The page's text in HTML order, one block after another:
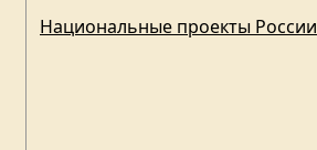
Национальные проекты России